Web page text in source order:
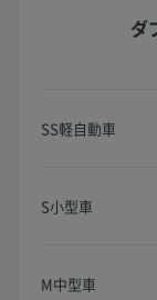
ダ
SS軽自動車
S小型車
M中型車